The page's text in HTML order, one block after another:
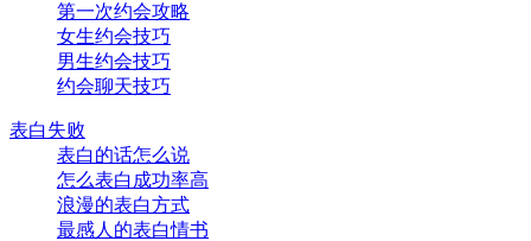
第一次约会攻略
女生约会技巧
男生约会技巧
约会聊天技巧
表白失败
表白的话怎么说
怎么表白成功率高
浪漫的表白方式
最感人的表白情书